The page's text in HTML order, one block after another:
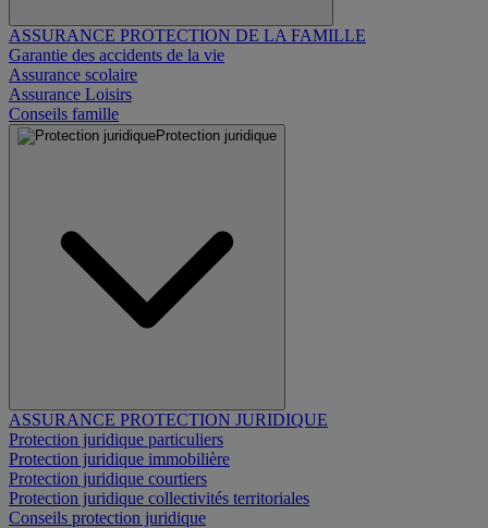
ASSURANCE PROTECTION DE LA FAMILLE
Garantie des accidents de la vie
Assurance scolaire
Assurance Loisirs
Conseils famille
Protection juridique
ASSURANCE PROTECTION JURIDIQUE
Protection juridique particuliers
Protection juridique immobilière
Protection juridique courtiers
Protection juridique collectivités territoriales
Conseils protection juridique